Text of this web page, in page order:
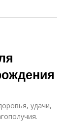
удачи,